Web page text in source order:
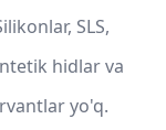
SLS,
hidlar va
yo'q.